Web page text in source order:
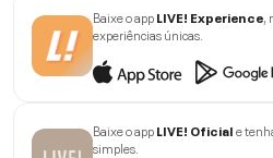
Baixe o appLIVE! Experience,
experiências únicas.
Baixe o appLIVE! Oficiale
simples.